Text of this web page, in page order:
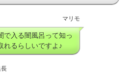
マリモ
で入る闇風呂って知っ
れるらしいですよ♪